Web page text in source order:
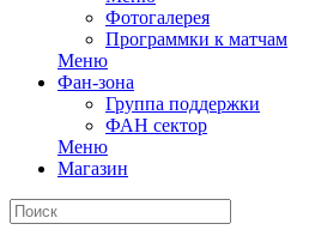
Фотогалерея
Программки к матчам
Меню
Фан-зона
Группа поддержки
ФАН сектор
Меню
Магазин